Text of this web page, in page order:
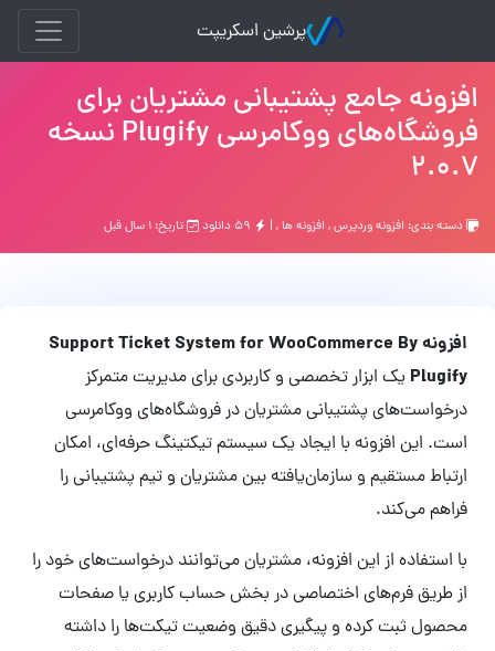
پرشین اسکریپت
افزونه جامع پشتیبانی مشتریان برای
فروشگاه‌های ووکامرسی Plugify نسخه
2.0.7
دسته بندی: افزونه وردپرس, افزونه ها, | تاریخ: ۱ سال قبل
افزونه Support Ticket System for WooCommerce By
Plugify یک ابزار تخصصی و کاربردی برای مدیریت متمرکز
درخواست‌های پشتیبانی مشتریان در فروشگاه‌های ووکامرسی
است. این افزونه با ایجاد یک سیستم تیکتینگ حرفه‌ای، امکان
ارتباط مستقیم و سازمان‌یافته بین مشتریان و تیم پشتیبانی را
فراهم می‌کند.
با استفاده از این افزونه، مشتریان می‌توانند درخواست‌های خود را
از طریق فرم‌های اختصاصی در بخش حساب کاربری یا صفحات
محصول ثبت کرده و پیگیری دقیق وضعیت تیکت‌ها را داشته